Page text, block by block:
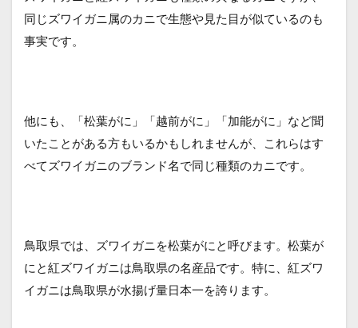
同じズワイガニ属のカニで生態や見た目が似ているのも
事実です。
他にも、「松葉がに」「越前がに」「加能がに」など聞
いたことがある方もいるかもしれませんが、これらはす
べてズワイガニのブランド名で同じ種類のカニです。
鳥取県では、ズワイガニを松葉がにと呼びます。松葉が
にと紅ズワイガニは鳥取県の名産品です。特に、紅ズワ
イガニは鳥取県が水揚げ量日本一を誇ります。